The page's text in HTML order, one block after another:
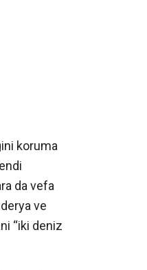
koruma
da vefa
ve
“iki deniz